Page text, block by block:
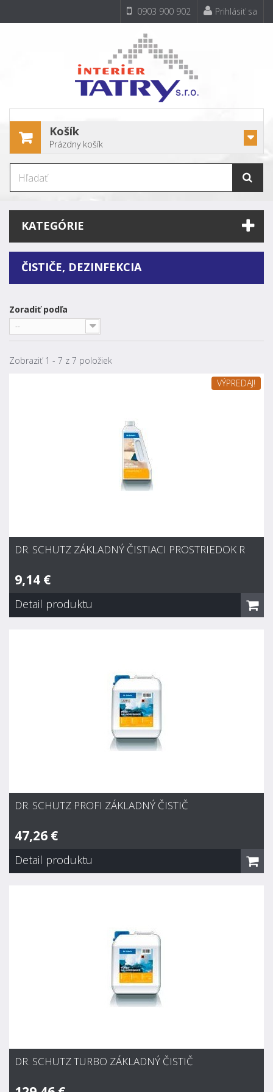
0903 900 902 Prihlásiť sa
Košík
Prázdny košík
KATEGÓRIE
ČISTIČE, DEZINFEKCIA
Zoradiť podľa
--
Zobraziť 1 - 7 z 7 položiek
VÝPREDAJ!
DR. SCHUTZ ZÁKLADNÝ ČISTIACI PROSTRIEDOK R
9,14 €
Dr. Schutz Základný čistiaci prostriedok R
Pre základné čistenie a čistenie po pokládke týchto
dlážkových krytín: linoleum, PVC, kaučuk, vinyl, dlažba a
kameň. Odstraňuje vrstvy starých ochranných náterov, zvyšky
lepidiel a pod. Pre materiál šetrná pH-hodnota.
Detail produktu
DR. SCHUTZ PROFI ZÁKLADNÝ ČISTIČ
47,26 €
Dr. Schutz Profi základný čistič
Pre profesionálne základné čistenie všetkých PVC-dlážkových
krytín. Nie je vhodný pre linoleum a kaučuk. Vysoko alkalický.
Veľmi dobrá rozpúšťacia sila na metalické polymérne
disperzie a tiež na zastaralé alebo navrstvené ochranné
nátery.
Detail produktu
DR. SCHUTZ TURBO ZÁKLADNÝ ČISTIČ